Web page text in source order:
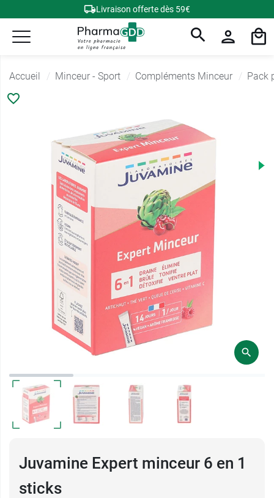
Livraison offerte dès 59€
Accueil Minceur - Sport Compléments Minceur Pack
Juvamine Expert minceur 6 en 1
sticks